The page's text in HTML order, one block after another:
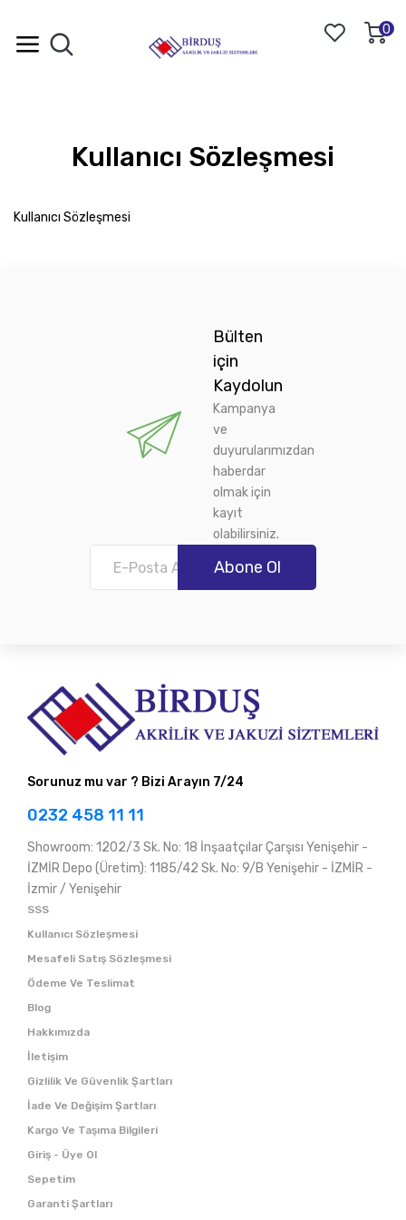
0
Kullanıcı Sözleşmesi
Kullanıcı Sözleşmesi
Bülten
için
Kaydolun
Kampanya
ve
duyurularımızdan
haberdar
olmak için
kayıt
olabilirsiniz.
Abone Ol
Sorunuz mu var ? Bizi Arayın 7/24
0232 458 11 11
Showroom: 1202/3 Sk. No: 18 İnşaatçılar Çarşısı Yenişehir -
İZMİR Depo (Üretim): 1185/42 Sk. No: 9/B Yenişehir - İZMİR -
İzmir / Yenişehir
SSS
Kullanıcı Sözleşmesi
Mesafeli Satış Sözleşmesi
Ödeme Ve Teslimat
Blog
Hakkımızda
İletişim
Gizlilik Ve Güvenlik Şartları
İade Ve Değişim Şartları
Kargo Ve Taşıma Bilgileri
Giriş - Üye Ol
Sepetim
Garanti Şartları